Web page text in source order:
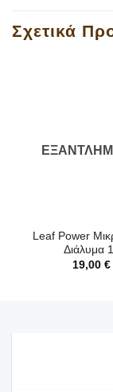
Σχετικά
Leaf Power
Διάλυμα
19,00 €